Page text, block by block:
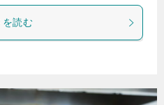
を読む